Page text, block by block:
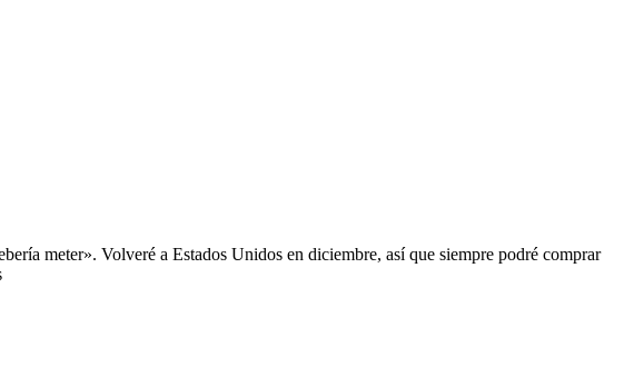
meter». Volveré a Estados Unidos en diciembre, así que siempre podré comprar